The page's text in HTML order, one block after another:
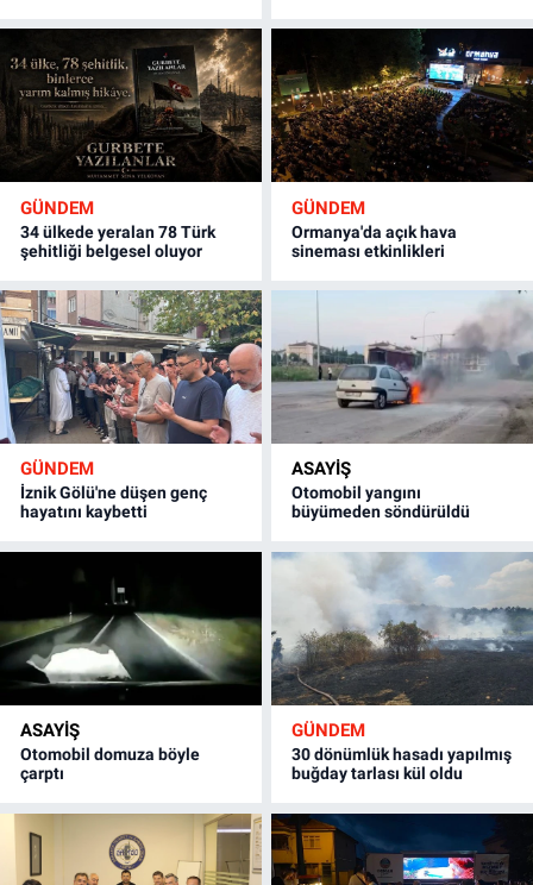
GÜNDEM
34 ülkede yeralan 78 Türk
şehitliği belgesel oluyor
GÜNDEM
Ormanya'da açık hava
sineması etkinlikleri
GÜNDEM
İznik Gölü'ne düşen genç
hayatını kaybetti
ASAYİŞ
Otomobil yangını
büyümeden söndürüldü
ASAYİŞ
Otomobil domuza böyle
çarptı
GÜNDEM
30 dönümlük hasadı yapılmış
buğday tarlası kül oldu